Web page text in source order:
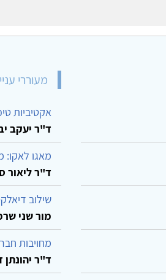
מעוררי
אקטיביות
ד"ר יעקב
מאגו לאקו:
ד"ר ליאור
שילוב
מור שני
מחויבות
ד"ר